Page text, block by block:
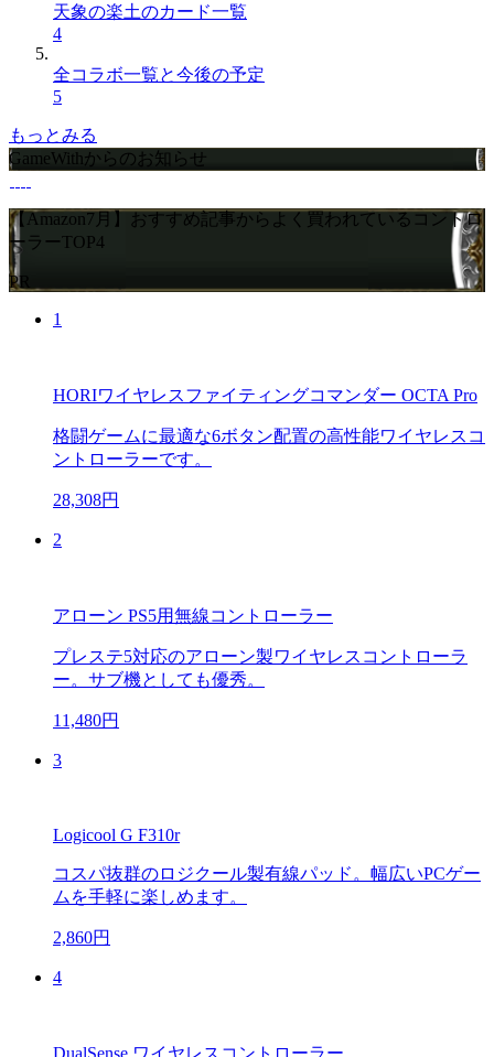
天象の楽土のカード一覧
4
全コラボ一覧と今後の予定
5
もっとみる
GameWithからのお知らせ
【Amazon7月】おすすめ記事からよく買われているコントロ
ーラーTOP4
PR
1
HORIワイヤレスファイティングコマンダー OCTA Pro
格闘ゲームに最適な6ボタン配置の高性能ワイヤレスコ
ントローラーです。
28,308円
2
アローン PS5用無線コントローラー
プレステ5対応のアローン製ワイヤレスコントローラ
ー。サブ機としても優秀。
11,480円
3
Logicool G F310r
コスパ抜群のロジクール製有線パッド。幅広いPCゲー
ムを手軽に楽しめます。
2,860円
4
DualSense ワイヤレスコントローラー